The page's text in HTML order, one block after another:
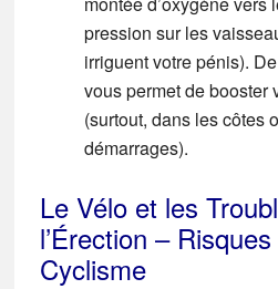
pression sur les
irriguent votre pénis).
vous permet de booster
(surtout, dans les côtes
démarrages).
Le Vélo et les
l’Érection –
Cyclisme